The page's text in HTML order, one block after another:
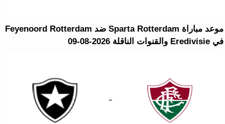
موعد مباراة Sparta Rotterdam ضد Feyenoord Rotterdam
في Eredivisie والقنوات الناقلة 2026-08-09